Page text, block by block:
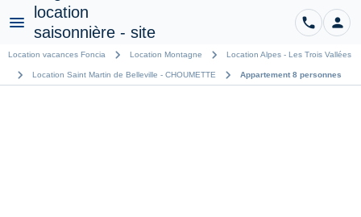
Menu phone person
Location vacances Foncia chevron_right Location Montagne chevron_right Location Alpes - Les Trois Vallées
chevron_right Location Saint Martin de Belleville - CHOUMETTE chevron_right Appartement 8 personnes